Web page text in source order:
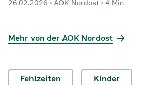
26.02.2026 AOK Nordost 4 Min
Mehr von der AOK Nordost
Fehlzeiten Kinder